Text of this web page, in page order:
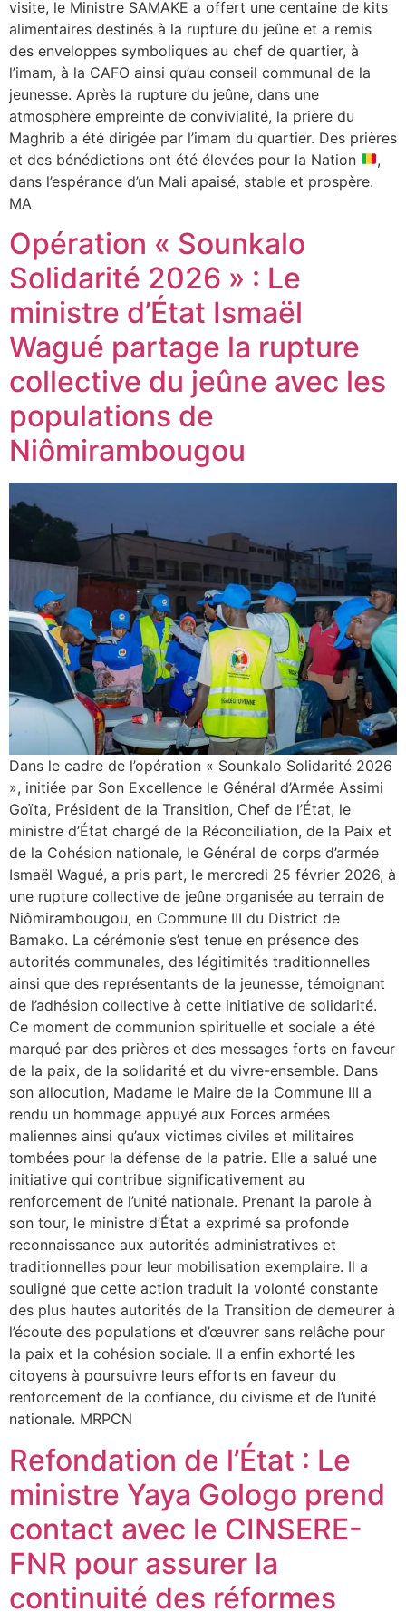
visite, le Ministre SAMAKE a offert une centaine de kits
alimentaires destinés à la rupture du jeûne et a remis
des enveloppes symboliques au chef de quartier, à
l’imam, à la CAFO ainsi qu’au conseil communal de la
jeunesse. Après la rupture du jeûne, dans une
atmosphère empreinte de convivialité, la prière du
Maghrib a été dirigée par l’imam du quartier. Des prières
et des bénédictions ont été élevées pour la Nation
,
dans l’espérance d’un Mali apaisé, stable et prospère.
MA
Opération « Sounkalo
Solidarité 2026 » : Le
ministre d’État Ismaël
Wagué partage la rupture
collective du jeûne avec les
populations de
Niômirambougou
Dans le cadre de l’opération « Sounkalo Solidarité 2026
», initiée par Son Excellence le Général d’Armée Assimi
Goïta, Président de la Transition, Chef de l’État, le
ministre d’État chargé de la Réconciliation, de la Paix et
de la Cohésion nationale, le Général de corps d’armée
Ismaël Wagué, a pris part, le mercredi 25 février 2026, à
une rupture collective de jeûne organisée au terrain de
Niômirambougou, en Commune III du District de
Bamako. La cérémonie s’est tenue en présence des
autorités communales, des légitimités traditionnelles
ainsi que des représentants de la jeunesse, témoignant
de l’adhésion collective à cette initiative de solidarité.
Ce moment de communion spirituelle et sociale a été
marqué par des prières et des messages forts en faveur
de la paix, de la solidarité et du vivre-ensemble. Dans
son allocution, Madame le Maire de la Commune III a
rendu un hommage appuyé aux Forces armées
maliennes ainsi qu’aux victimes civiles et militaires
tombées pour la défense de la patrie. Elle a salué une
initiative qui contribue significativement au
renforcement de l’unité nationale. Prenant la parole à
son tour, le ministre d’État a exprimé sa profonde
reconnaissance aux autorités administratives et
traditionnelles pour leur mobilisation exemplaire. Il a
souligné que cette action traduit la volonté constante
des plus hautes autorités de la Transition de demeurer à
l’écoute des populations et d’œuvrer sans relâche pour
la paix et la cohésion sociale. Il a enfin exhorté les
citoyens à poursuivre leurs efforts en faveur du
renforcement de la confiance, du civisme et de l’unité
nationale. MRPCN
Refondation de l’État : Le
ministre Yaya Gologo prend
contact avec le CINSERE-
FNR pour assurer la
continuité des réformes